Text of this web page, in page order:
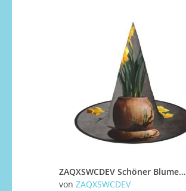
ZAQXSWCDEV Schöner Blumen-Halloween-Hut - Gruseliges Party-Kostüm-Accessoire mit Volldruck-Design - Leichter faltbarer Hexenhut für Halloween, Karneval, Maskerade & Rollenspiel-Veranstaltungen
von ZAQXSWCDEV